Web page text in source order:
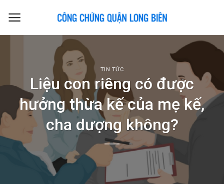
TIN TỨC
Liệu con riêng có được
hưởng thừa kế của mẹ kế,
cha dượng không?